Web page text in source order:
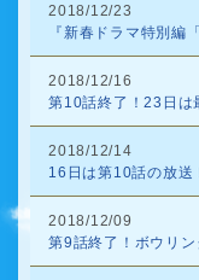
2018/12/23
『新春ドラマ特別編
2018/12/16
第10話終了！23日は
2018/12/14
16日は第10話の放送
2018/12/09
第9話終了！ボウリン